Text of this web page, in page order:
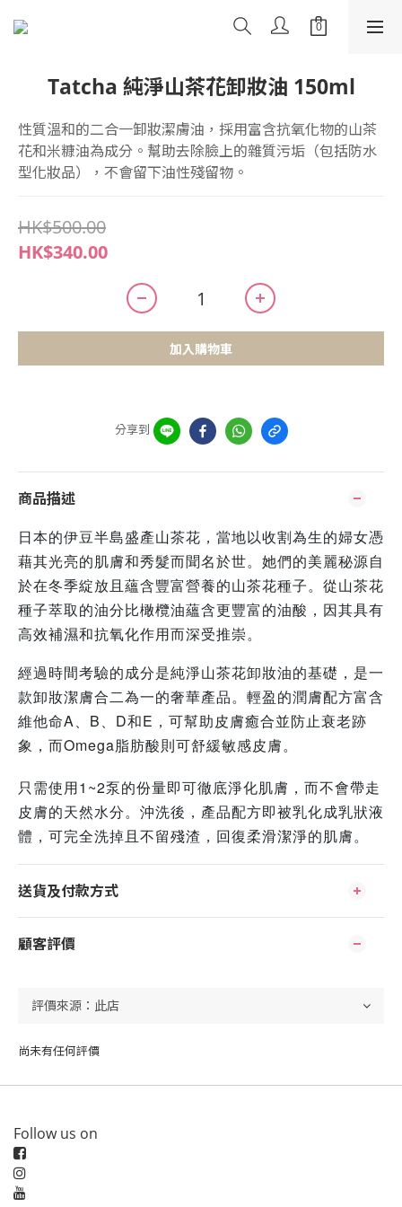
Tatcha 純淨山茶花卸妝油 150ml
性質溫和的二合一卸妝潔膚油，採用富含抗氧化物的山茶
花和米糠油為成分。幫助去除臉上的雜質污垢（包括防水
型化妝品），不會留下油性殘留物。
HK$500.00
HK$340.00
加入購物車
分享到
商品描述
日本的伊豆半島盛產山茶花，當地以收割為生的婦女憑
藉其光亮的肌膚和秀髮而聞名於世。她們的美麗秘源自
於在冬季綻放且蘊含豐富營養的山茶花種子。從山茶花
種子萃取的油分比橄欖油蘊含更豐富的油酸，因其具有
高效補濕和抗氧化作用而深受推崇。
經過時間考驗的成分是純淨山茶花卸妝油的基礎，是一
款卸妝潔膚合二為一的奢華產品。輕盈的潤膚配方富含
維他命A、B、D和E，可幫助皮膚癒合並防止衰老跡
象，而Omega脂肪酸則可舒緩敏感皮膚。
只需使用1~2泵的份量即可徹底淨化肌膚，而不會帶走
皮膚的天然水分。沖洗後，產品配方即被乳化成乳狀液
體，可完全洗掉且不留殘渣，回復柔滑潔淨的肌膚。
送貨及付款方式
顧客評價
尚未有任何評價
Follow us on